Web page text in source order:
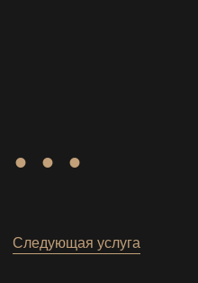
Следующая услуга